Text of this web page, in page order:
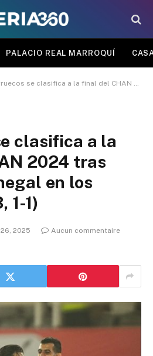
PALACIO REAL MARROQUÍ
se clasifica a la final del CHAN 2024 tras vencer a Senegal en los penales (5-3, 1-1)
clasifica a la
2024 tras
en los
1-1)
2025
Aucun commentaire